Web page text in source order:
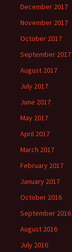
December 2017
November 2017
October 2017
September 2017
August 2017
July 2017
June 2017
May 2017
April 2017
March 2017
February 2017
January 2017
October 2016
September 2016
August 2016
July 2016